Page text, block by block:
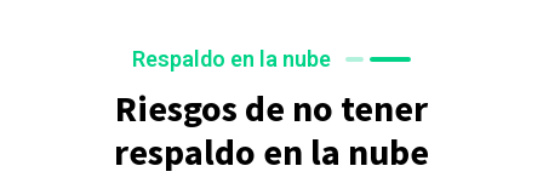
Respaldo en la nube
Riesgos de no tener
respaldo en la nube